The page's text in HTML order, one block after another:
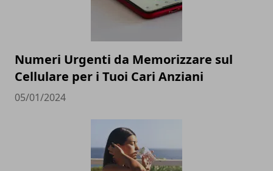
Numeri Urgenti da Memorizzare sul
Cellulare per i Tuoi Cari Anziani
05/01/2024